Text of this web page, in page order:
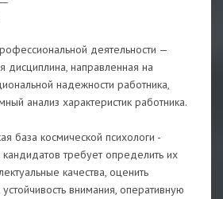
деятельности —
дисциплина, направленная на
надежности работника,
анализ характеристик работника.
база космической психологи -
требует определить их
качества, оценить
внимания, оперативную